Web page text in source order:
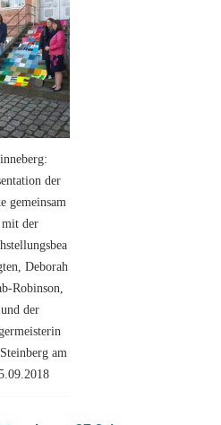
der
gemeinsam
mit der
Deborah
Robinson,
und der
am